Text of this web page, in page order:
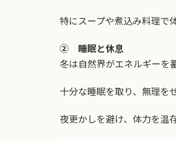
特にスープや煮込み料理で
② 睡眠と休息
冬は自然界がエネルギーを
十分な睡眠を取り、無理を
夜更かしを避け、体力を温